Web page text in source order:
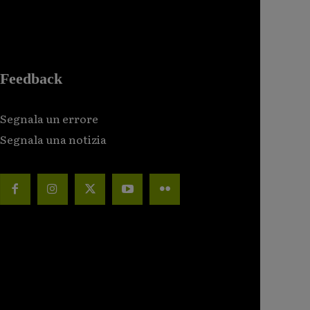
Feedback
Segnala un errore
Segnala una notizia